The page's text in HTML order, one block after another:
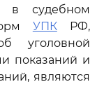
судебном
УПКРФ,
уголовной
показаний и
являются